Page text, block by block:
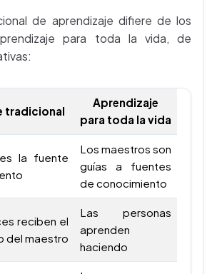
de aprendizaje difiere de los
para toda la vida, de
tradicional
Aprendizaje
para toda la vida
la fuente
Los maestros son
guías a fuentes
de conocimiento
reciben el
del maestro
Las personas
aprenden
haciendo